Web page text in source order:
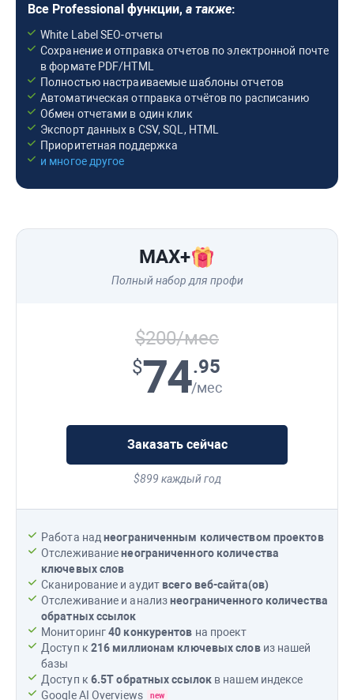
Все Professional функции, а также:
White Label SEO-отчеты
Сохранение и отправка отчетов по электронной почте
в формате PDF/HTML
Полностью настраиваемые шаблоны отчетов
Автоматическая отправка отчётов по расписанию
Обмен отчетами в один клик
Экспорт данных в CSV, SQL, HTML
Приоритетная поддержка
и многое другое
MAX+
Полный набор для профи
$200/мес
$74.95
/мес
Заказать сейчас
$899 каждый год
Работа наднеограниченным количеством проектов
Отслеживаниенеограниченного количества
ключевых слов
Сканирование и аудит всего веб-сайта(ов)
Отслеживание и анализнеограниченного количества
обратных ссылок
Мониторинг40 конкурентов на проект
Доступ к 216 миллионам ключевых словиз нашей
базы
Доступ к 6.5Tобратных ссылокв нашем индексе
Google AI Overviews
new